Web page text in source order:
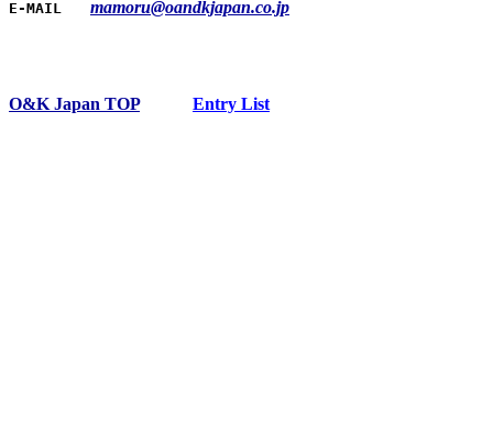
E-MAIL mamoru@oandkjapan.co.jp
O&K Japan TOP Entry List